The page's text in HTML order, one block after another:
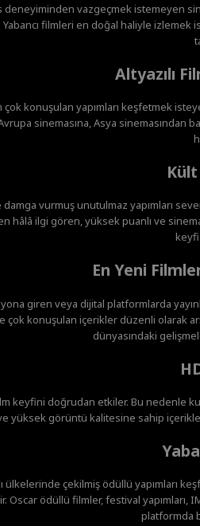
deneyiminden vazgeçmek istemeyen
filmleri en doğal haliyle izlemek
Altyazılı
çok konuşulan yapımları keşfetmek
sinemasına, Asya
vurmuş unutulmaz yapımları
hâlâ ilgi gören, yüksek puanlı ve
En Yeni
giren veya dijital platformlarda
çok konuşulan içerikler düzenli olarak
dünyasındaki
keyfini doğrudan etkiler. Bu nedenle
yüksek görüntü kalitesine sahip
ülkelerinde çekilmiş ödüllü yapımları
Oscar ödüllü filmler, festival
platformda